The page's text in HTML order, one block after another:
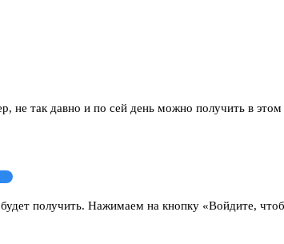
не так давно и по сей день можно получить в этом
получить. Нажимаем на кнопку «Войдите,